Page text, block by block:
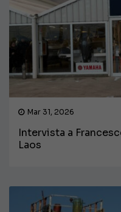
Mar 31, 2026
Intervista a
Laos